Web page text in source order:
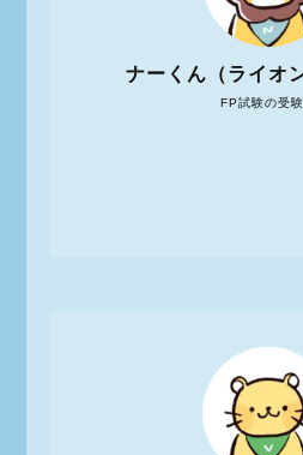
FP試験の受
ナーくん（ライオ